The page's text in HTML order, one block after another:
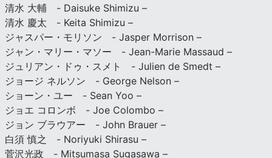
清水 大輔 - Daisuke Shimizu –
清水 慶太 - Keita Shimizu –
ジャスパー・モリソン - Jasper Morrison –
ジャン・マリー・マソー - Jean-Marie Massaud –
ジュリアン・ドゥ・スメト - Julien de Smedt –
ジョージ ネルソン - George Nelson –
ショーン・ユー - Sean Yoo –
ジョエ コロンボ - Joe Colombo –
ジョン ブラウアー - John Brauer –
白須 慎之 - Noriyuki Shirasu –
菅沢光政 - Mitsumasa Sugasawa –